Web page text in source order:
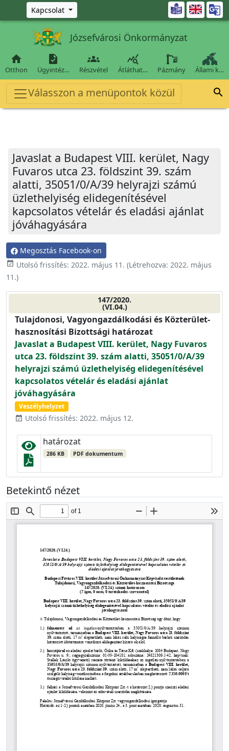
Ugrás a fő tartalomra
Kapcsolat 
Józsefvárosi Önkormányzat

Otthon

Ügyintéz…

Részvétel

Átláthat… Pázmány Állami k…
Válasszon a menüpontok közül 
Javaslat a Budapest VIII. kerület, Nagy
Fuvaros utca 23. földszint 39. szám
alatti, 35051/0/A/39 helyrajzi számú
üzlethelyiség elidegenítésével
kapcsolatos vételár és eladási ajánlat
jóváhagyására
Megosztás Facebook-on
event_available Utolsó frissítés: 2022. május 11. (Létrehozva: 2022. május
11.)
147/2020.
(VI.04.)
Tulajdonosi, Vagyongazdálkodási és Közterület-
hasznosítási Bizottsági határozat
Javaslat a Budapest VIII. kerület, Nagy Fuvaros
utca 23. földszint 39. szám alatti, 35051/0/A/39
helyrajzi számú üzlethelyiség elidegenítésével
kapcsolatos vételár és eladási ajánlat
jóváhagyására
Veszélyhelyzet
event_available Utolsó frissítés: 2022. május 12.
határozat
286 KB PDF dokumentum
Betekintő nézet